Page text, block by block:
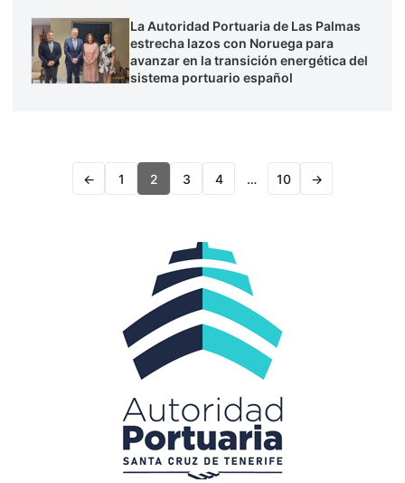
La Autoridad Portuaria de Las Palmas
estrecha lazos con Noruega para
avanzar en la transición energética del
sistema portuario español
← 1 2 3 4 … 10 →